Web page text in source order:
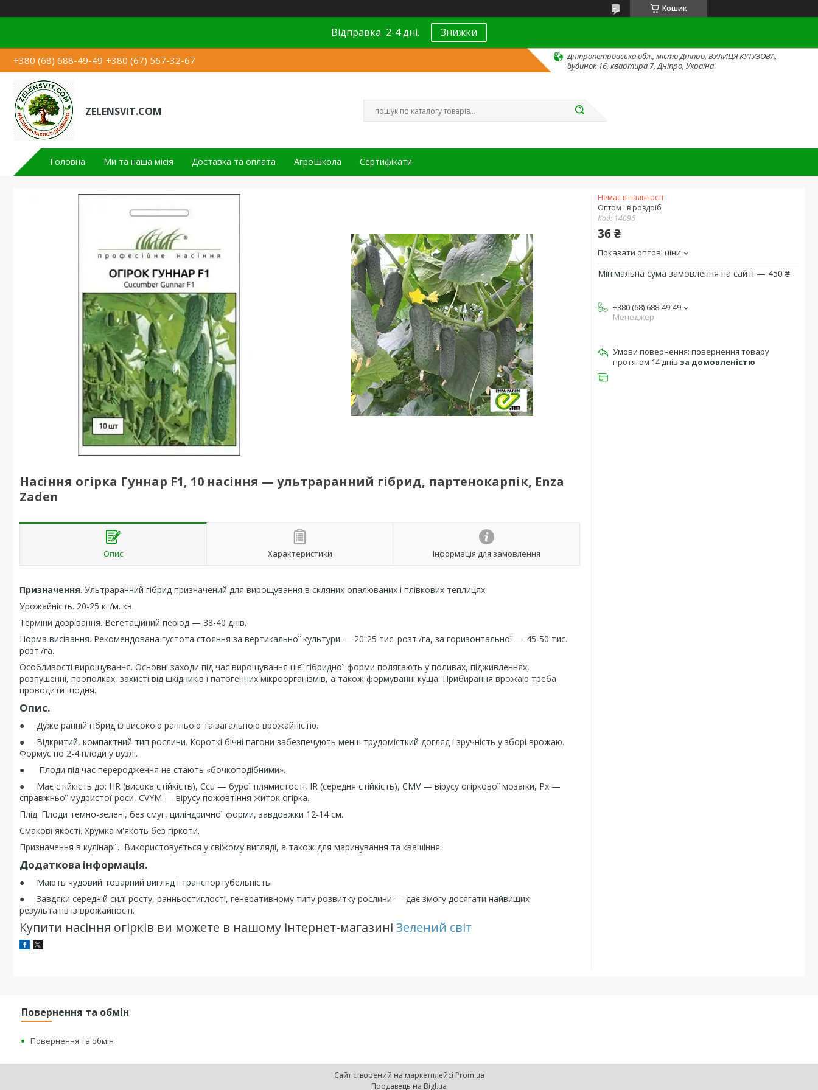
Кошик
Відправка 2-4 дні. Знижки
+380 (68) 688-49-49 +380 (67) 567-32-67
Дніпропетровська обл., місто Дніпро, ВУЛИЦЯ КУТУЗОВА,
будинок 16, квартира 7, Дніпро, Україна
ZELENSVIT.COM
Головна Ми та наша місія Доставка та оплата АгроШкола Сертифікати
Насіння огірка Гуннар F1, 10 насіння — ультраранний гібрид, партенокарпік, Enza
Zaden
Опис Характеристики Інформація для замовлення
Призначення. Ультраранний гібрид призначений для вирощування в скляних опалюваних і плівкових теплицях.
Урожайність. 20-25 кг/м. кв.
Терміни дозрівання. Вегетаційний період — 38-40 днів.
Норма висівання. Рекомендована густота стояння за вертикальної культури — 20-25 тис. розт./га, за горизонтальної — 45-50 тис.
розт./га.
Особливості вирощування. Основні заходи під час вирощування цієї гібридної форми полягають у поливах, підживленнях,
розпушенні, прополках, захисті від шкідників і патогенних мікроорганізмів, а також формуванні куща. Прибирання врожаю треба
проводити щодня.
Опис.
● Дуже ранній гібрид із високою ранньою та загальною врожайністю.
● Відкритий, компактний тип рослини. Короткі бічні пагони забезпечують менш трудомісткий догляд і зручність у зборі врожаю.
Формує по 2-4 плоди у вузлі.
● Плоди під час переродження не стають «бочкоподібними».
● Має стійкість до: HR (висока стійкість), Ccu — бурої плямистості, IR (середня стійкість), CMV — вірусу огіркової мозаїки, Px —
справжньої мудристої роси, CVYM — вірусу пожовтіння житок огірка.
Плід. Плоди темно-зелені, без смуг, циліндричної форми, завдовжки 12-14 см.
Смакові якості. Хрумка м'якоть без гіркоти.
Призначення в кулінарії. Використовується у свіжому вигляді, а також для маринування та квашіння.
Додаткова інформація.
● Мають чудовий товарний вигляд і транспортубельність.
● Завдяки середній силі росту, ранньостиглості, генеративному типу розвитку рослини — дає змогу досягати найвищих
результатів із врожайності.
Купити насіння огірків ви можете в нашому інтернет-магазині Зелений свiт
Немає в наявності
Оптом і в роздріб
Код: 14096
36 ₴
Показати оптові ціни
Мінімальна сума замовлення на сайті — 450 ₴
+380 (68) 688-49-49
Менеджер
повернення товару
протягом 14 днів за домовленістю
Повернення та обмін
Повернення та обмін
Сайт створений на маркетплейсі Prom.ua
Продавець на Bigl.ua